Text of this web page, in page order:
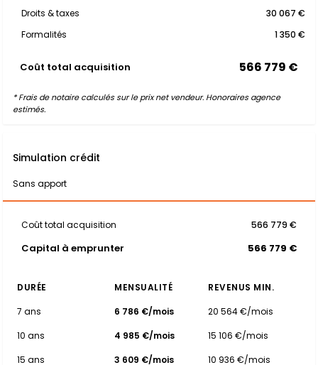
Droits & taxes
30 067 €
Formalités
1 350 €
Coût total acquisition 566 779 €
* Frais de notaire calculés sur le prix net vendeur. Honoraires agence
estimés.
Simulation crédit
Sans apport
Coût total acquisition 566 779 €
Capital à emprunter 566 779 €
DURÉE MENSUALITÉ
REVENUS MIN.
7 ans
6 786 €/mois
20 564 €/mois
10 ans
4 985 €/mois
15 106 €/mois
15 ans
3 609 €/mois 10 936 €/mois